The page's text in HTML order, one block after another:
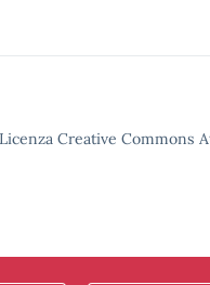
Creative Commons